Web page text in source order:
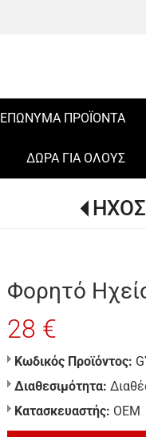
ΕΠΩΝΥΜΑ ΠΡΟΪΟΝΤΑ
ΔΩΡΑ ΓΙΑ ΟΛΟΥΣ
ΗΧΟΣ
Φορητό
28 €
Κωδικός Προϊόντος:
Διαθεσιμότητα:
Κατασκευαστής: ΟΕΜ